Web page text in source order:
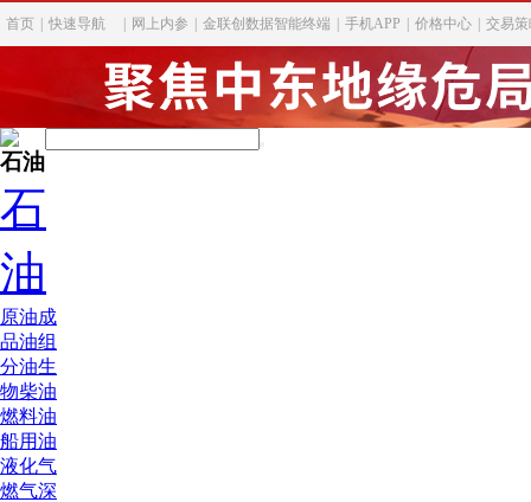
首页 快速导航 网上内参 金联创数据智能终端 手机APP 价格中心 交易
石油
石
油
原油成
品油组
分油生
物柴油
燃料油
船用油
液化气
燃气深